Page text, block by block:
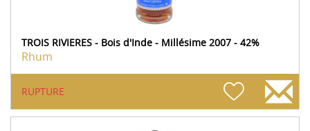
TROIS RIVIERES - Bois d'Inde - Millésime 2007 - 42%
Rhum
RUPTURE